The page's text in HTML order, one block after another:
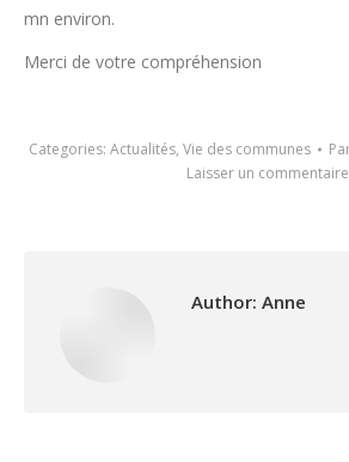
mn environ.
Merci de votre compréhension
Categories: Actualités, Vie des communes
Laisser un commentaire
Author: Anne